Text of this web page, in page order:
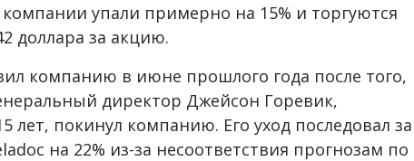
компании упали примерно на 15% и торгуются
доллара за акцию.
компанию в июне прошлого года после того,
директор Джейсон Горевик,
лет, покинул компанию. Его уход последовал за
на 22% из-за несоответствия прогнозам по